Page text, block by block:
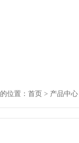
位置： 首页 > 产品中心